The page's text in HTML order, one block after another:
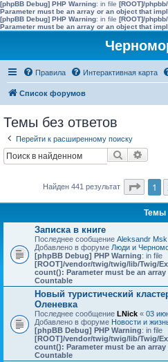
[phpBB Debug] PHP Warning: in file [ROOT]/
Parameter must be an array or an object that
[phpBB Debug] PHP Warning: in file [ROOT]/
Parameter must be an array or an object that
Правила Интерактивная карта
Список форумов
Темы без ответов
Перейти к расширенному поиску
Поиск
Найден 441 результат 1
Темы
Записка в книге
Последнее сообщение Aleksandr Msk
Добавлено в форуме Люди и
[phpBB Debug] PHP Warning: in file
[ROOT]/vendor/twig/twig/lib/Twig/
count(): Parameter must be an
Countable
Новый туристический
Оленевка
Последнее сообщение LNick « 03
Добавлено в форуме Новости и
[phpBB Debug] PHP Warning: in file
[ROOT]/vendor/twig/twig/lib/Twig/
count(): Parameter must be an
Countable